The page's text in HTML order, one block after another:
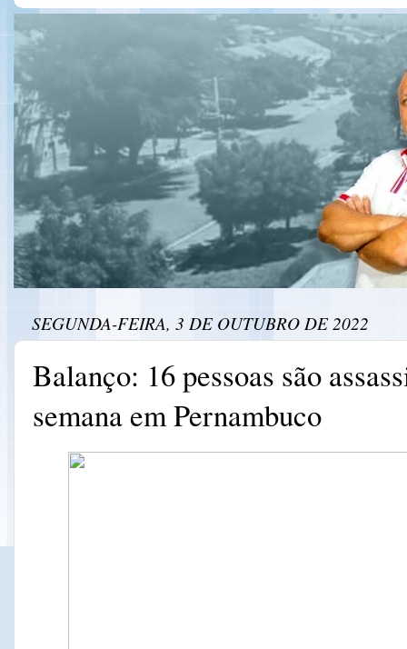
SEGUNDA-FEIRA, 3 DE OUTUBRO DE 2022
Balanço: 16 pessoas são
semana em Pernambuco